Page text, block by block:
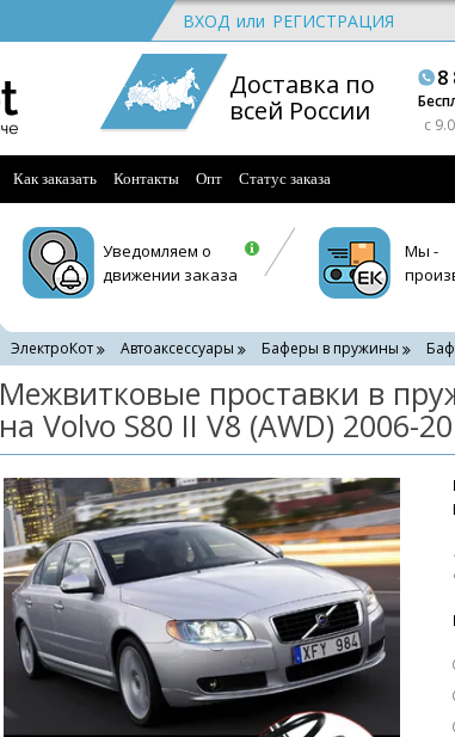
ВХОД или РЕГИСТРАЦИЯ
Доставка по
всей России
8
c
Как заказать Контакты Опт Статус заказа
Уведомляем о
движении заказа
Мы -
ЭлектроКот Автоаксессуары Баферы в пружины
Межвитковые проставки в
на Volvo S80 II V8 (AWD) 2006-